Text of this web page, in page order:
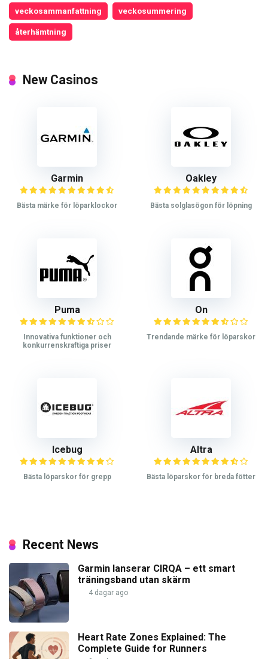
veckosammanfattning veckosummering
återhämtning
New Casinos
Garmin
Bästa märke för löparklockor
Oakley
Bästa solglasögon för löpning
Puma
Innovativa funktioner och
konkurrenskraftiga priser
On
Trendande märke för löparskor
Icebug
Bästa löparskor för grepp
Altra
Bästa löparskor för breda fötter
Recent News
Garmin lanserar CIRQA – ett smart
träningsband utan skärm
4 dagar ago
Heart Rate Zones Explained: The
Complete Guide for Runners